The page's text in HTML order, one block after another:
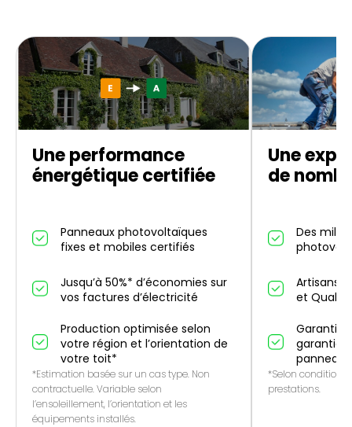
Une performance
énergétique certifiée
Panneaux photovoltaïques
fixes et mobiles certifiés
Jusqu’à 50%* d’économies sur
vos factures d’électricité
Production optimisée selon
votre région et l’orientation de
votre toit*
*Estimation basée sur un cas type. Non
contractuelle. Variable selon
l’ensoleillement, l’orientation et les
équipements installés.
Une
de
Des
Artisans
et QualiPV
Garantie
garantie
panneaux
*Selon conditions
prestations.